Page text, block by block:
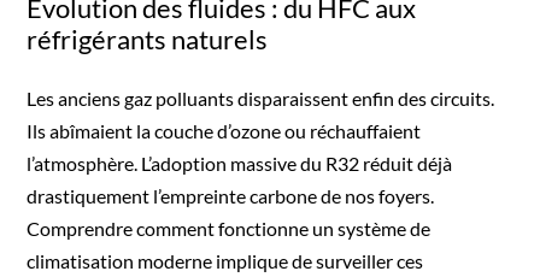
Évolution des fluides : du HFC aux
réfrigérants naturels
Les anciens gaz polluants disparaissent enfin des circuits.
Ils abîmaient la couche d’ozone ou réchauffaient
l’atmosphère. L’adoption massive du R32 réduit déjà
drastiquement l’empreinte carbone de nos foyers.
Comprendre comment fonctionne un système de
climatisation moderne implique de surveiller ces